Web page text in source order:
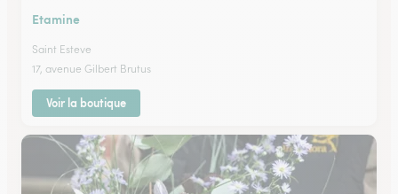
Etamine
Saint Esteve
17, avenue Gilbert Brutus
Voir la boutique